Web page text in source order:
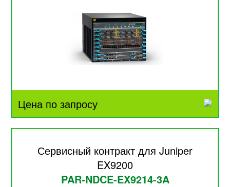
Цена по запросу
Сервисный контракт для Juniper
EX9200
PAR-NDCE-EX9214-3A